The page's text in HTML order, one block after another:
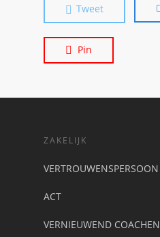
Tweet
Pin
ZAKELIJK
VERTROUWENSPERSOON
ACT
VERNIEUWEND COACHEN